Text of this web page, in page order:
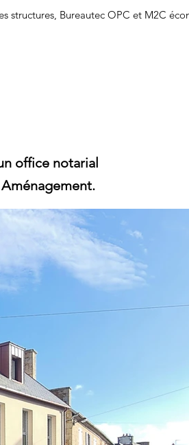
structures, Bureautec OPC et M2C
office notarial